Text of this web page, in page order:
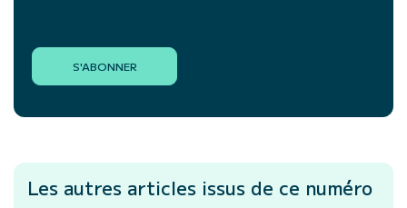
S'ABONNER
Les autres articles issus de ce numéro